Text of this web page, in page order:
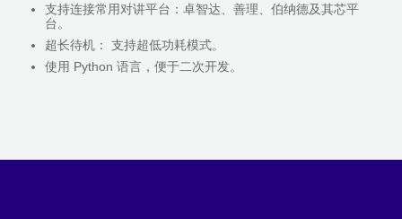
支持连接常用对讲平台：卓智达、善理、伯纳德及其芯平
台。
超长待机： 支持超低功耗模式。
使用 Python 语言，便于二次开发。